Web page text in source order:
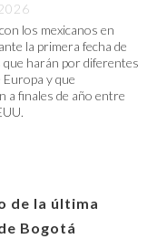
los mexicanos en
la primera fecha de
que harán por diferentes
Europa y que
a finales de año entre
de la última
Bogotá